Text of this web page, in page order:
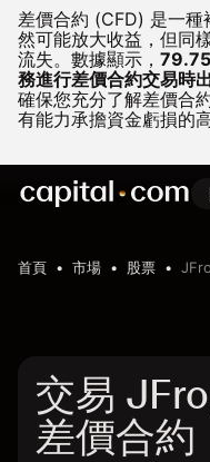
差價合約 (CFD) 是一
然可能放大收益，但同
流失。 數據顯示，
務進行差價合約交易時
確保您充分了解差價合
有能力承擔資金虧損的高
首頁 市場 股票
交易
差價合約